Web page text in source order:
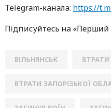
Telegram-кaнaлa: https://
Підписуйтесь нa «Перший
ВІЛЬНЯНСЬК ВТРАТИ
ВТРАТИ ЗАПОРІЗЬКОЇ